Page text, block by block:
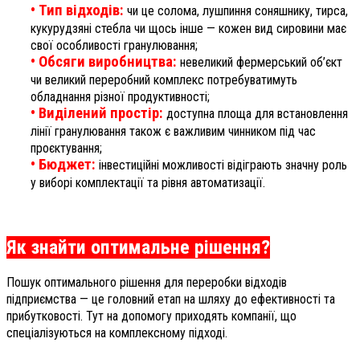
• Тип відходів: чи це солома, лушпиння соняшнику, тирса,
кукурудзяні стебла чи щось інше — кожен вид сировини має
свої особливості гранулювання;
• Обсяги виробництва: невеликий фермерський об’єкт
чи великий переробний комплекс потребуватимуть
обладнання різної продуктивності;
• Виділений простір: доступна площа для встановлення
лінії гранулювання також є важливим чинником під час
проєктування;
• Бюджет: інвестиційні можливості відіграють значну роль
у виборі комплектації та рівня автоматизації.
Як знайти оптимальне рішення?
Пошук оптимального рішення для переробки відходів
підприємства — це головний етап на шляху до ефективності та
прибутковості. Тут на допомогу приходять компанії, що
спеціалізуються на комплексному підході.